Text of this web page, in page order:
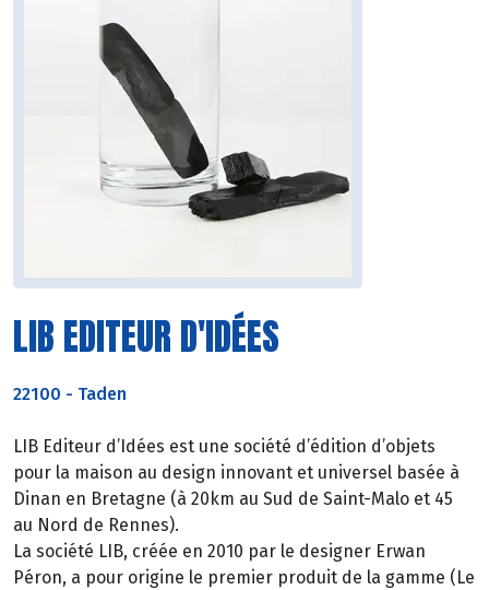
LIB EDITEUR D'IDÉES
22100 - Taden
LIB Editeur d’Idées est une société d’édition d’objets
pour la maison au design innovant et universel basée à
Dinan en Bretagne (à 20km au Sud de Saint-Malo et 45
au Nord de Rennes).
La société LIB, créée en 2010 par le designer Erwan
Péron, a pour origine le premier produit de la gamme (Le